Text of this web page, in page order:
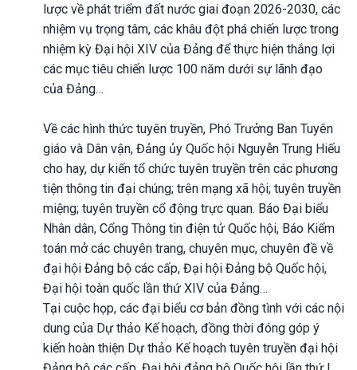
lược về phát triểm đất nước giai đoạn 2026-2030, các
nhiệm vụ trọng tâm, các khâu đột phá chiến lược trong
nhiệm kỳ Đại hội XIV của Đảng để thực hiện thắng lợi
các mục tiêu chiến lược 100 năm dưới sự lãnh đạo
của Đảng…
Về các hình thức tuyên truyền, Phó Trưởng Ban Tuyên
giáo và Dân vận, Đảng ủy Quốc hội Nguyễn Trung Hiếu
cho hay, dự kiến tổ chức tuyên truyền trên các phương
tiện thông tin đại chúng; trên mạng xã hội; tuyên truyền
miệng; tuyên truyền cổ động trực quan. Báo Đại biểu
Nhân dân, Cổng Thông tin điện tử Quốc hội, Báo Kiểm
toán mở các chuyên trang, chuyên mục, chuyên đề về
đại hội Đảng bộ các cấp, Đại hội Đảng bộ Quốc hội,
Đại hội toàn quốc lần thứ XIV của Đảng…
Tại cuộc họp, các đại biểu cơ bản đồng tình với các nội
dung của Dự thảo Kế hoạch, đồng thời đóng góp ý
kiến hoàn thiện Dự thảo Kế hoạch tuyên truyền đại hội